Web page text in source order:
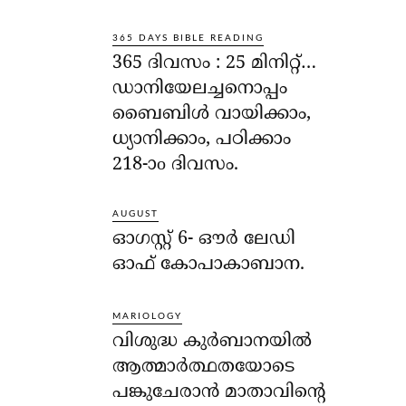
365 DAYS BIBLE READING
365 ദിവസം : 25 മിനിറ്റ്…
ഡാനിയേലച്ചനൊപ്പം
ബൈബിൾ വായിക്കാം,
ധ്യാനിക്കാം, പഠിക്കാം
218-ാo ദിവസം.
AUGUST
ഓഗസ്റ്റ് 6- ഔര്‍ ലേഡി
ഓഫ് കോപാകാബാന.
MARIOLOGY
വിശുദ്ധ കുര്‍ബാനയില്‍
ആത്മാര്‍ത്ഥതയോടെ
പങ്കുചേരാന്‍ മാതാവിന്റെ